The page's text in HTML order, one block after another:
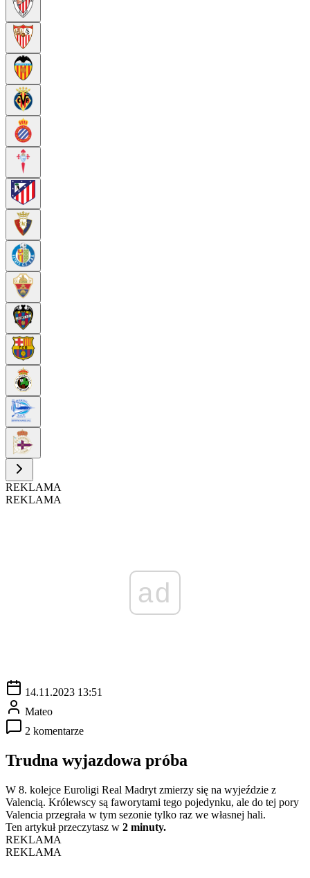
REKLAMA
REKLAMA
ad
14.11.2023 13:51
Mateo
2 komentarze
Trudna wyjazdowa próba
W 8. kolejce Euroligi Real Madryt zmierzy się na wyjeździe z
Valencią. Królewscy są faworytami tego pojedynku, ale do tej pory
Valencia przegrała w tym sezonie tylko raz we własnej hali.
Ten artykuł przeczytasz w 2 minuty.
REKLAMA
REKLAMA